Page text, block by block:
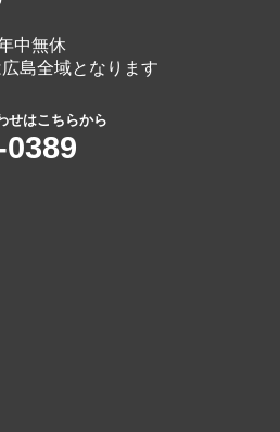
中無休
島全域となります
せはこちらから